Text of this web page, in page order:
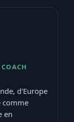
d'Europe
comme
en